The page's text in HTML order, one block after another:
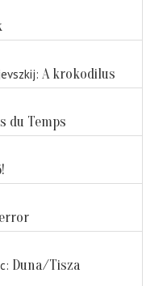
A krokodilus
du Temps
Duna/Tisza